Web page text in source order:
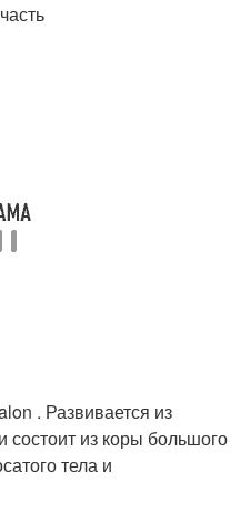
. Развивается из
состоит из коры большого
тела и